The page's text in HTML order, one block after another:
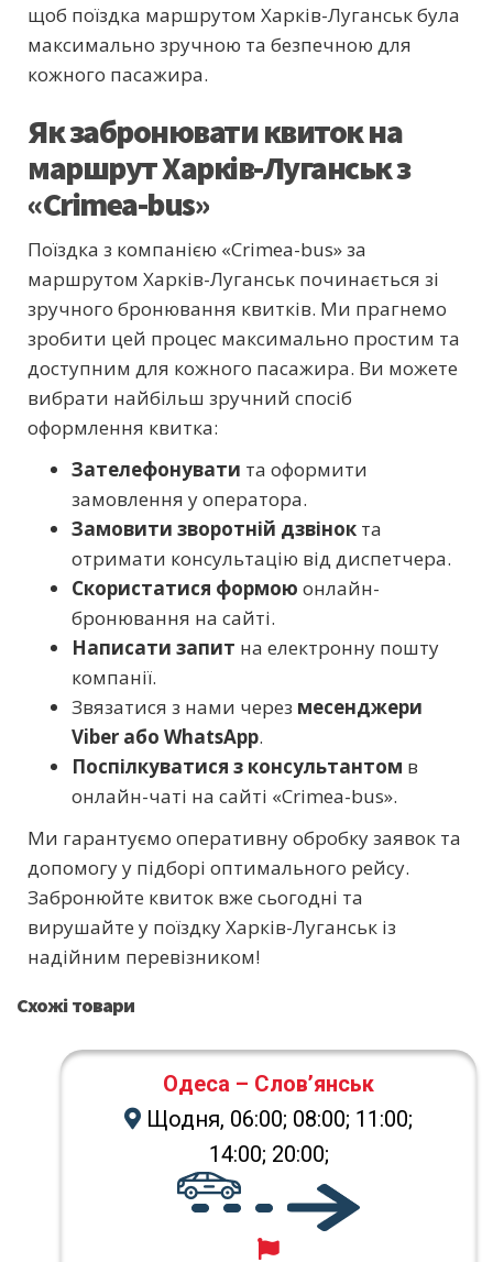
щоб поїздка маршрутом Харків-Луганськ була
максимально зручною та безпечною для
кожного пасажира.
Як забронювати квиток на
маршрут Харків-Луганськ з
«Crimea-bus»
Поїздка з компанією «Crimea-bus» за
маршрутом Харків-Луганськ починається зі
зручного бронювання квитків. Ми прагнемо
зробити цей процес максимально простим та
доступним для кожного пасажира. Ви можете
вибрати найбільш зручний спосіб
оформлення квитка:
Зателефонувати та оформити
замовлення у оператора.
Замовити зворотній дзвінок та
отримати консультацію від диспетчера.
Скористатися формою онлайн-
бронювання на сайті.
Написати запит на електронну пошту
компанії.
Звязатися з нами через месенджери
Viber або WhatsApp.
Поспілкуватися з консультантом в
онлайн-чаті на сайті «Crimea-bus».
Ми гарантуємо оперативну обробку заявок та
допомогу у підборі оптимального рейсу.
Забронюйте квиток вже сьогодні та
вирушайте у поїздку Харків-Луганськ із
надійним перевізником!
Схожі товари
Одеса – Слов’янськ
Щодня, 06:00; 08:00; 11:00;
14:00; 20:00;